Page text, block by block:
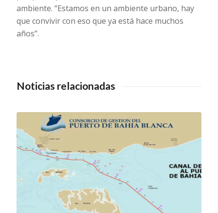
ambiente. “Estamos en un ambiente urbano, hay
que convivir con eso que ya está hace muchos
años”.
Noticias relacionadas